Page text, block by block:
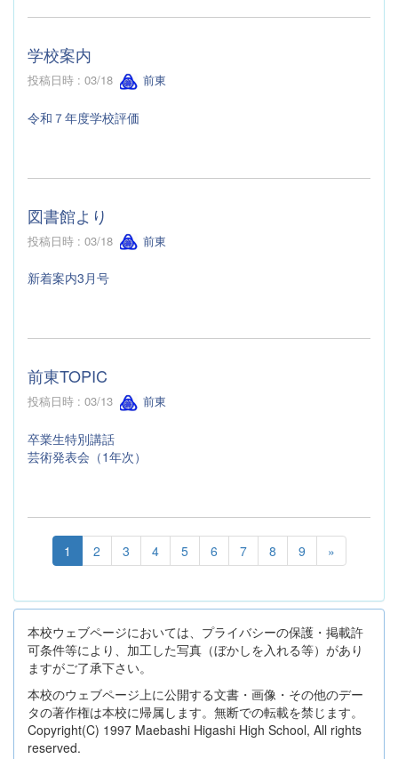
学校案内
投稿日時 : 03/18 前東
令和７年度学校評価
図書館より
投稿日時 : 03/18 前東
新着案内3月号
前東TOPIC
投稿日時 : 03/13 前東
卒業生特別講話
芸術発表会（1年次）
1 2 3 4 5 6 7 8 9 »
本校ウェブページにおいては、プライバシーの保護・掲載許
可条件等により、加工した写真（ぼかしを入れる等）があり
ますがご了承下さい。
本校のウェブページ上に公開する文書・画像・その他のデー
タの著作権は本校に帰属します。無断での転載を禁じます。
Copyright(C) 1997 Maebashi Higashi High School, All rights
reserved.